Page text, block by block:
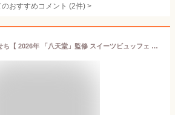
のおすすめコメント (2件) >
数量限定 残りおせち【 2026年 「八天堂」監修 スイーツビュッフェ 11品目 約2～3人前 】送料無料 有名店 スイーツおせち おせち料理 お節 御節 元旦 お正月 デザート 2段重 子供 家族 お子様 定番くりーむパン ロールケーキ パイ 広島 八天堂 詰め合わせ セット 変わり種